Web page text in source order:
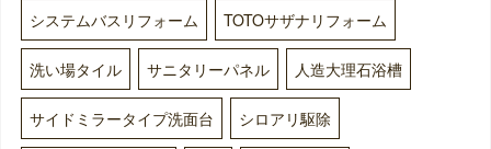
システムバスリフォーム TOTOサザナリフォーム
洗い場タイル サニタリーパネル 人造大理石浴槽
サイドミラータイプ洗面台 シロアリ駆除